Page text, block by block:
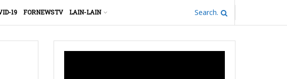
19 FORNEWSTV LAIN-LAIN